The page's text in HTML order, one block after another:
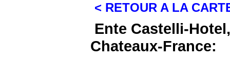
< RETOUR A LA
Ente Castelli-
Chateaux-France: